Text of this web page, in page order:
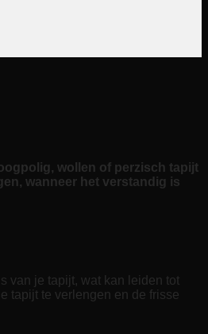
wollen of perzisch tapijt
wanneer het verstandig is
van je tapijt, wat kan leiden tot
tapijt te verlengen en de frisse